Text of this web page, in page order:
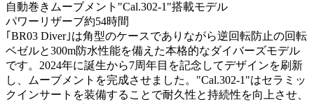
自動巻きムーブメント"Cal.302-1"搭載モデル
パワーリザーブ約54時間
｢BR03 Diver｣は角型のケースでありながら逆回転防止の回転
ベゼルと300m防水性能を備えた本格的なダイバーズモデル
です。2024年に誕生から7周年目を記念してデザインを刷新
し、ムーブメントを完成させました。"Cal.302-1"はセラミッ
クインサートを装備することで耐久性と持続性を向上させ、